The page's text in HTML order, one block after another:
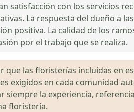
satisfacción con los servicios
La respuesta del dueño a
positiva. La calidad de los
por el trabajo que se realiza.
que las floristerías incluidas en
exigidos en cada comunidad
siempre la experiencia,
floristería.